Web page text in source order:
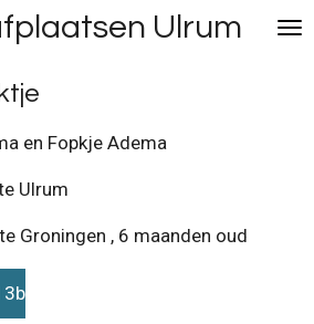
Ulrum
en Fopkje Adema
Ulrum
Groningen , 6 maanden oud